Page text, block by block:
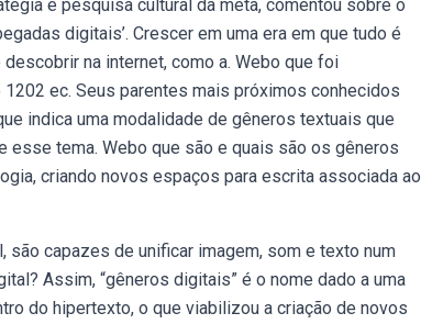
e pesquisa cultural da meta, comentou sobre o
digitais’. Crescer em uma era em que tudo é
na internet, como a. Webo que foi
ec. Seus parentes mais próximos conhecidos
indica uma modalidade de gêneros textuais que
esse tema. Webo que são e quais são os gêneros
criando novos espaços para escrita associada ao
capazes de unificar imagem, som e texto num
Assim, “gêneros digitais” é o nome dado a uma
do hipertexto, o que viabilizou a criação de novos